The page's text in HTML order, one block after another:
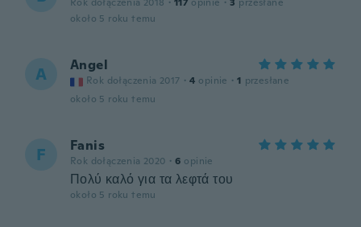
około 5 roku temu
A Angel
Rok dołączenia 2017 · 4 opinie · 1 przesłane
około 5 roku temu
F Fanis
Rok dołączenia 2020 · 6 opinie
Πολύ καλό για τα λεφτά του
około 5 roku temu